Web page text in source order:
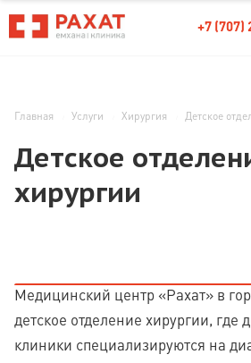
+7 (707)
Главная Услуги Хирургия Детское
Детское
хирургии
Медицинский центр «Рахат» в
детское отделение хирургии, где
клиники специализируются на